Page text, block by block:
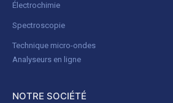
Électrochimie
Spectroscopie
Technique micro-ondes
Analyseurs en ligne
NOTRE SOCIÉTÉ